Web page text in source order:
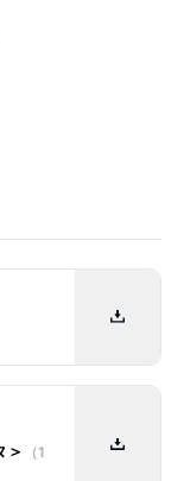
＞
（1